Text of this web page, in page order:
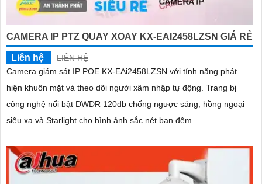
CAMERA IP PTZ QUAY XOAY KX-EAI2458LZSN GIÁ RẺ
Liên hệ
LIÊN HỆ
Camera giám sát IP POE KX-EAi2458LZSN với tính năng phát
hiện khuôn mặt và theo dõi người xâm nhập tự động. Trang bị
công nghệ nổi bật DWDR 120db chống ngược sáng, hồng ngoại
siêu xa và Starlight cho hình ảnh sắc nét ban đêm